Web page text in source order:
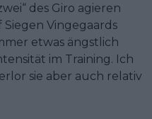
des Giro agieren
Vingegaards
etwas ängstlich
im Training. Ich
sie aber auch relativ